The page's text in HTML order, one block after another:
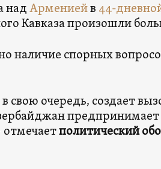
надАрмениейв 44-
Кавказа произошли
наличие спорных
свою очередь, создает
политический